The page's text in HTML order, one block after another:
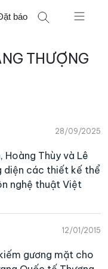
báo
THƯỢNG
28/09/2025
Hoàng Thùy và Lê
diện các thiết kế thể
nghệ thuật Việt
12/01/2015
gương mặt cho